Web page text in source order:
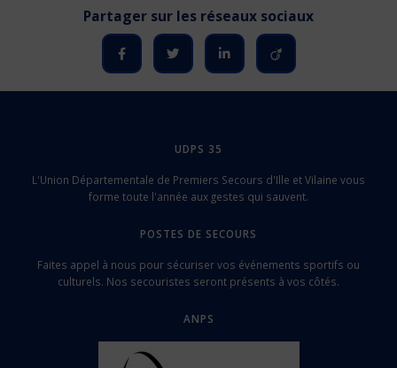
UDPS 35
L'Union Départementale de Premiers Secours d'Ille et Vilaine vous
forme toute l'année aux gestes qui sauvent.
POSTES DE SECOURS
Faites appel à nous pour sécuriser vos événements sportifs ou
culturels. Nos secouristes seront présents à vos côtés.
ANPS